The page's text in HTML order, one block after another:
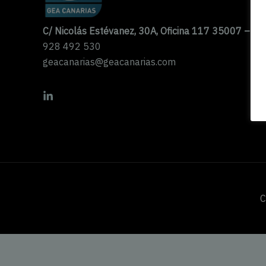
C/ Nicolás Estévanez, 30A, Oficina 117 35007 –
928 492 530
geacanarias@geacanarias.com